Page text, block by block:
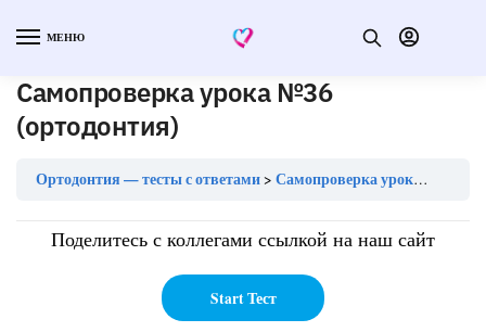
МЕНЮ
Самопроверка урока №36
(ортодонтия)
Ортодонтия — тесты с ответами Самопроверка урока №36 (ортодонтия)
Поделитесь с коллегами ссылкой на наш сайт